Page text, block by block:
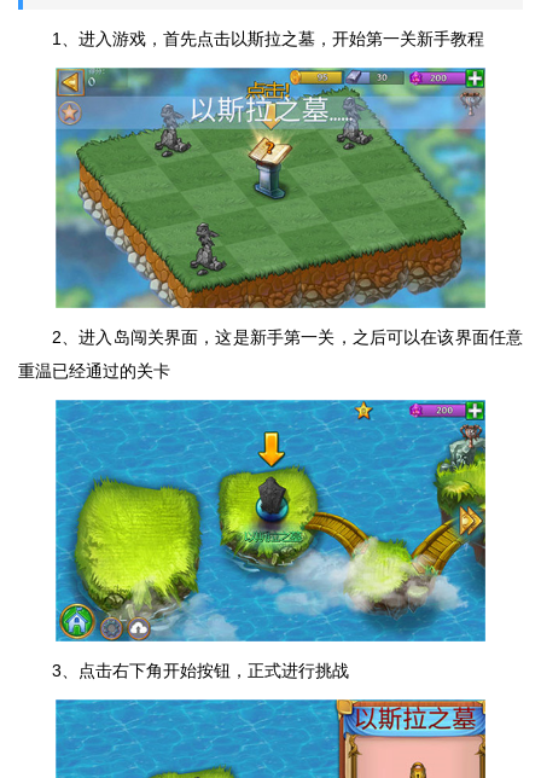
1、进入游戏，首先点击以斯拉之墓，开始第一关新手教程
2、进入岛闯关界面，这是新手第一关，之后可以在该界面任意
重温已经通过的关卡
3、点击右下角开始按钮，正式进行挑战